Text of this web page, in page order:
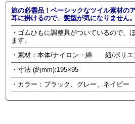
旅の必需品！ベーシックなツイル素材のア
耳に掛けるので、髪型が気になりません。
・ゴムひもに調整具がついているので、
ます。
・素材：本体/ナイロン・綿 紐/ポリエ
・寸法 (約mm):195×95
・カラー：ブラック、グレー、ネイビー